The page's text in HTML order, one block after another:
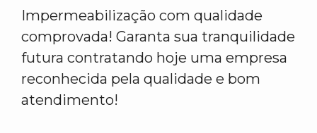
Impermeabilização com qualidade
comprovada! Garanta sua tranquilidade
futura contratando hoje uma empresa
reconhecida pela qualidade e bom
atendimento!